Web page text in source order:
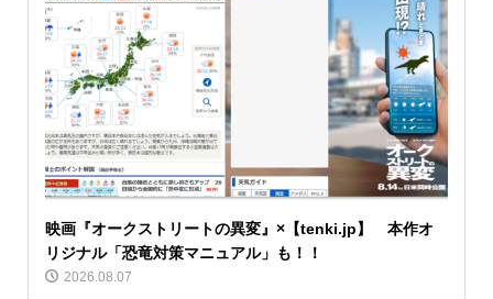
映画『オークストリートの異変』×【tenki.jp】 本作オ
リジナル「恐竜対策マニュアル」も！！
2026.08.07